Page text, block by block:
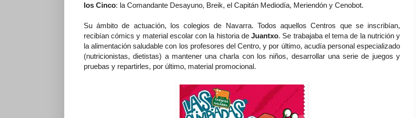
los Cinco: la Comandante Desayuno, Breik, el Capitán Mediodía, Meriendón y Cenobot.
Su ámbito de actuación, los colegios de Navarra. Todos aquellos Centros que se inscribían,
recibían cómics y material escolar con la historia deJuantxo. Se trabajaba el tema de la nutrición y
la alimentación saludable con los profesores del Centro, y por último, acudía personal especializado
(nutricionistas, dietistas) a mantener una charla con los niños, desarrollar una serie de juegos y
pruebas y repartirles, por último, material promocional.